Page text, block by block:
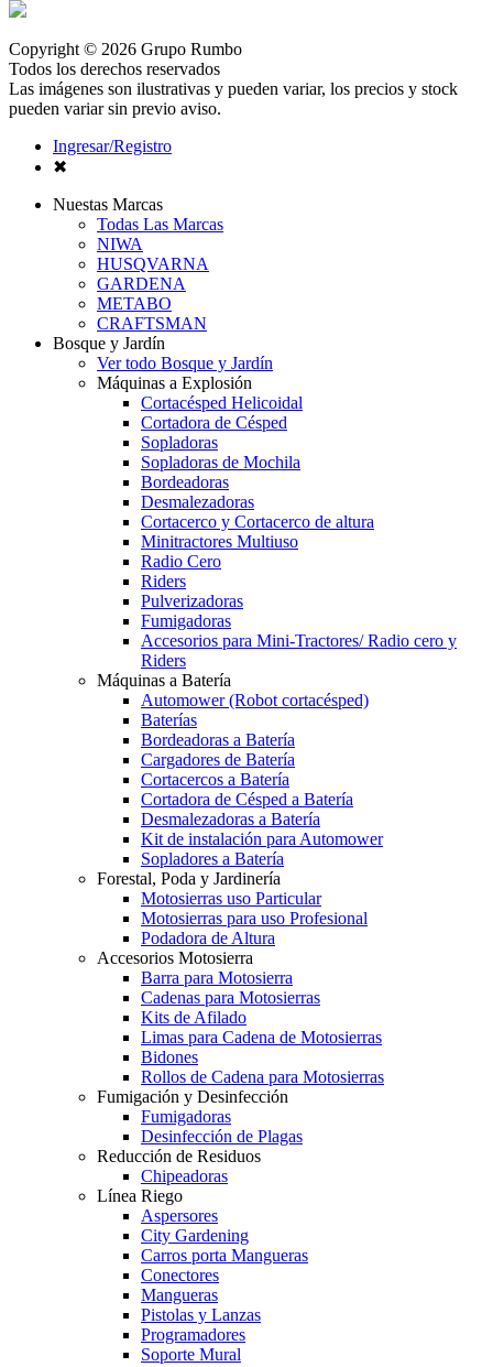
Copyright © 2026 Grupo Rumbo
Todos los derechos reservados
Las imágenes son ilustrativas y pueden variar, los precios y stock
pueden variar sin previo aviso.
Ingresar/Registro
✖
Nuestas Marcas
Todas Las Marcas
NIWA
HUSQVARNA
GARDENA
METABO
CRAFTSMAN
Bosque y Jardín
Ver todo Bosque y Jardín
Máquinas a Explosión
Cortacésped Helicoidal
Cortadora de Césped
Sopladoras
Sopladoras de Mochila
Bordeadoras
Desmalezadoras
Cortacerco y Cortacerco de altura
Minitractores Multiuso
Radio Cero
Riders
Pulverizadoras
Fumigadoras
Accesorios para Mini-Tractores/ Radio cero y
Riders
Máquinas a Batería
Automower (Robot cortacésped)
Baterías
Bordeadoras a Batería
Cargadores de Batería
Cortacercos a Batería
Cortadora de Césped a Batería
Desmalezadoras a Batería
Kit de instalación para Automower
Sopladores a Batería
Forestal, Poda y Jardinería
Motosierras uso Particular
Motosierras para uso Profesional
Podadora de Altura
Accesorios Motosierra
Barra para Motosierra
Cadenas para Motosierras
Kits de Afilado
Limas para Cadena de Motosierras
Bidones
Rollos de Cadena para Motosierras
Fumigación y Desinfección
Fumigadoras
Desinfección de Plagas
Reducción de Residuos
Chipeadoras
Línea Riego
Aspersores
City Gardening
Carros porta Mangueras
Conectores
Mangueras
Pistolas y Lanzas
Programadores
Soporte Mural